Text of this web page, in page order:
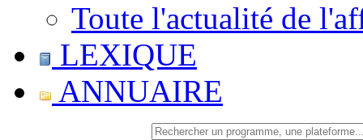
Toute l'actualité de
LEXIQUE
ANNUAIRE